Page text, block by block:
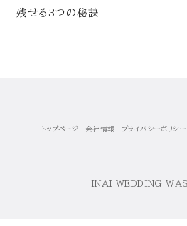
残せる3つの秘訣
トップページ 会社情報 プライバシーポリシー